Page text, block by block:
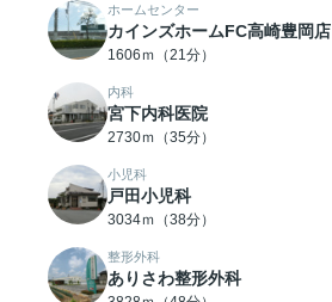
ホームセンター
カインズホームFC高崎豊岡店
1606ｍ（21分）
内科
宮下内科医院
2730ｍ（35分）
小児科
戸田小児科
3034ｍ（38分）
整形外科
ありさわ整形外科